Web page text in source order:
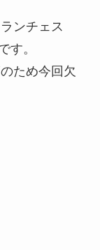
ンチェス
す。
ため今回欠